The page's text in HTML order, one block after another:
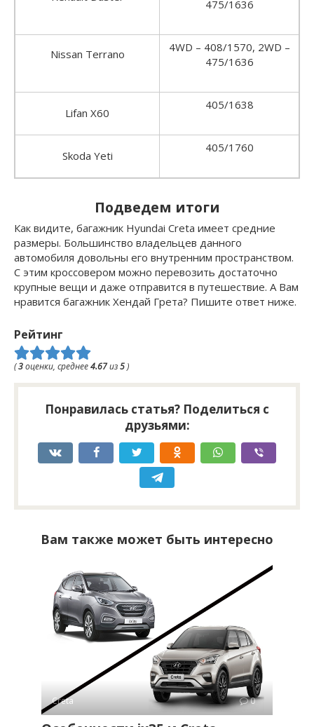
475/1636
Nissan Terrano
4WD – 408/1570, 2WD –
475/1636
Lifan X60
405/1638
Skoda Yeti
405/1760
Подведем итоги
Как видите, багажник Hyundai Creta имеет средние
размеры. Большинство владельцев данного
автомобиля довольны его внутренним пространством.
С этим кроссовером можно перевозить достаточно
крупные вещи и даже отправится в путешествие. А Вам
нравится багажник Хендай Грета? Пишите ответ ниже.
Рейтинг
(3оценки, среднее4.67из5)
Понравилась статья? Поделиться с
друзьями:
Вам также может быть интересно
Creta 0